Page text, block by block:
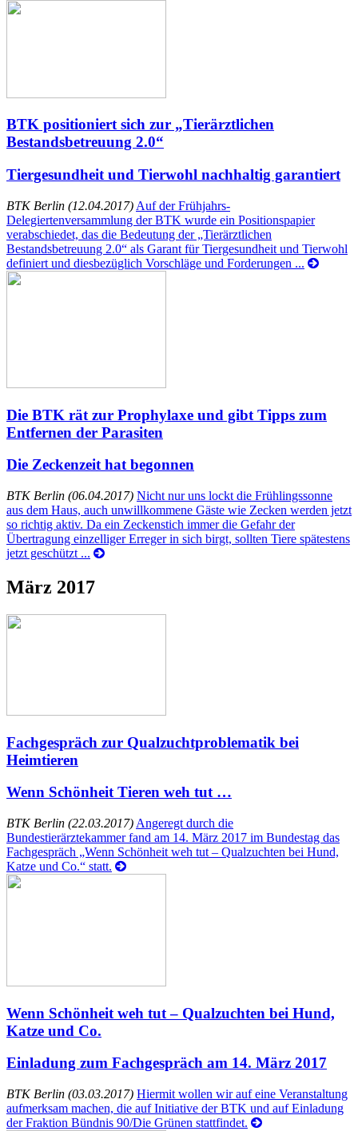
BTK positioniert sich zur „Tierärztlichen
Bestandsbetreuung 2.0“
Tiergesundheit und Tierwohl nachhaltig garantiert
BTK Berlin (12.04.2017) Auf der Frühjahrs-
Delegiertenversammlung der BTK wurde ein Positionspapier
verabschiedet, das die Bedeutung der „Tierärztlichen
Bestandsbetreuung 2.0“ als Garant für Tiergesundheit und Tierwohl
definiert und diesbezüglich Vorschläge und Forderungen ...
Die BTK rät zur Prophylaxe und gibt Tipps zum
Entfernen der Parasiten
Die Zeckenzeit hat begonnen
BTK Berlin (06.04.2017) Nicht nur uns lockt die Frühlingssonne
aus dem Haus, auch unwillkommene Gäste wie Zecken werden jetzt
so richtig aktiv. Da ein Zeckenstich immer die Gefahr der
Übertragung einzelliger Erreger in sich birgt, sollten Tiere spätestens
jetzt geschützt ...
März 2017
Fachgespräch zur Qualzuchtproblematik bei
Heimtieren
Wenn Schönheit Tieren weh tut …
BTK Berlin (22.03.2017) Angeregt durch die
Bundestierärztekammer fand am 14. März 2017 im Bundestag das
Fachgespräch „Wenn Schönheit weh tut – Qualzuchten bei Hund,
Katze und Co.“ statt.
Wenn Schönheit weh tut – Qualzuchten bei Hund,
Katze und Co.
Einladung zum Fachgespräch am 14. März 2017
BTK Berlin (03.03.2017) Hiermit wollen wir auf eine Veranstaltung
aufmerksam machen, die auf Initiative der BTK und auf Einladung
der Fraktion Bündnis 90/Die Grünen stattfindet.